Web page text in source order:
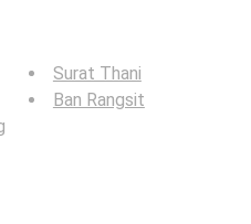
Surat Thani
Ban Rangsit